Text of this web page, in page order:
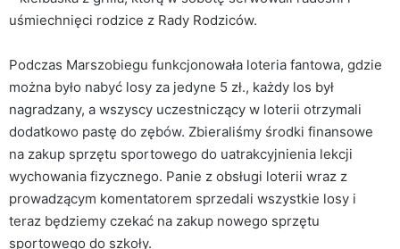
uśmiechnięci rodzice z Rady Rodziców.
Podczas Marszobiegu funkcjonowała loteria fantowa, gdzie
można było nabyć losy za jedyne 5 zł., każdy los był
nagradzany, a wszyscy uczestniczący w loterii otrzymali
dodatkowo pastę do zębów. Zbieraliśmy środki finansowe
na zakup sprzętu sportowego do uatrakcyjnienia lekcji
wychowania fizycznego. Panie z obsługi loterii wraz z
prowadzącym komentatorem sprzedali wszystkie losy i
teraz będziemy czekać na zakup nowego sprzętu
sportowego do szkoły.